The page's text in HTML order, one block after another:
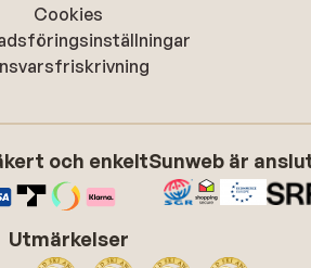
Cookies
och enkeltSunweb är
Utmärkelser